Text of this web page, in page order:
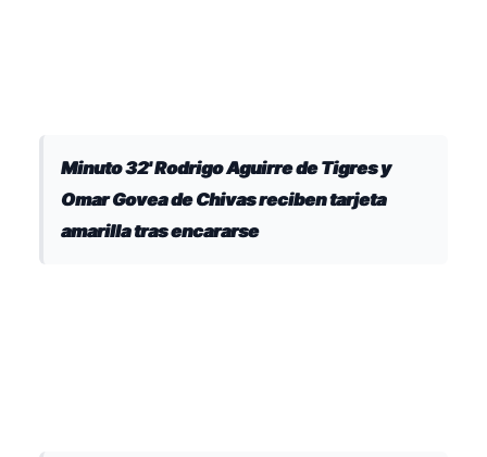
Minuto 32' Rodrigo Aguirre de Tigres y
Omar Govea de Chivas reciben tarjeta
amarilla tras encararse